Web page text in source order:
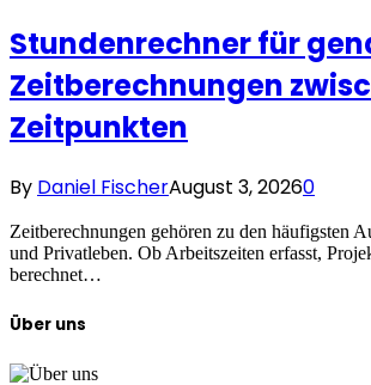
Stundenrechner für
Zeitberechnungen
Zeitpunkten
By Daniel FischerAugust 3, 20260
Zeitberechnungen gehören zu den häufigsten
und Privatleben. Ob Arbeitszeiten erfasst,
berechnet…
Über uns